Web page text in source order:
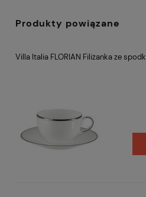
Produkty powiązane
Villa Italia FLORIAN Filiżanka ze